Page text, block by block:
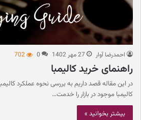
احمدرضا آوار 27 مهر 1402 0
702
راهنمای خرید کالیمبا
در این مقاله قصد داریم به بررسی نحوه عملکرد
کالیمبا موجود در بازار را خدمت…
بیشتر بخوانید »